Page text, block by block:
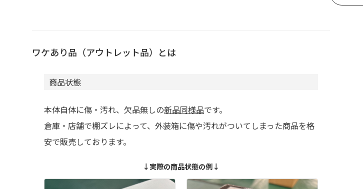
ワケあり品（アウトレット品）とは
商品状態
本体自体に傷・汚れ、欠品無しの新品同様品です。
倉庫・店舗で棚ズレによって、外装箱に傷や汚れがついてしまった商品を格
安で販売しております。
↓実際の商品状態の例↓